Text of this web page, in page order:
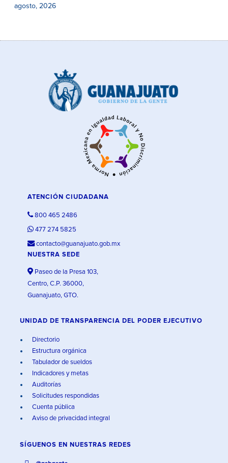
agosto, 2026
ATENCIÓN CIUDADANA
800 465 2486
477 274 5825
contacto@guanajuato.gob.mx
NUESTRA SEDE
Paseo de la Presa 103,
Centro, C.P. 36000,
Guanajuato, GTO.
UNIDAD DE TRANSPARENCIA DEL PODER EJECUTIVO
Directorio
Estructura orgánica
Tabulador de sueldos
Indicadores y metas
Auditorías
Solicitudes respondidas
Cuenta pública
Aviso de privacidad integral
SÍGUENOS EN NUESTRAS REDES